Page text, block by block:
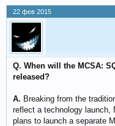
22 фев 2015
Q. When will the MCSA:
released?
A. Breaking from the
reflect a technology launch,
plans to launch a separate